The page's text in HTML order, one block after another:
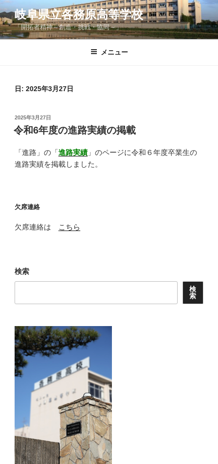
コ
ン
テ
ン
岐阜県立各務原高等学校
「開拓者精神～創造・挑戦・協同～」
メニュー
日: 2025年3月27日
投
稿
日:
2025年3月27日
令和6年度の進路実績の掲載
「進路」の「進路実績」のページに令和６年度卒業生の
進路実績を掲載しました。
欠席連絡
欠席連絡は こちら
検索
検
索